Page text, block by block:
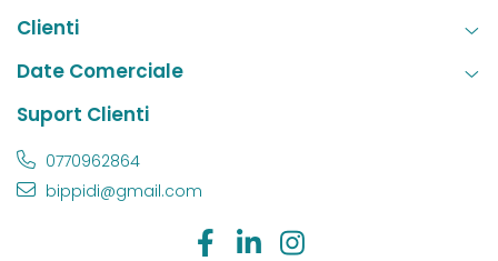
Clienti
Date Comerciale
Suport Clienti
0770962864
bippidi@gmail.com